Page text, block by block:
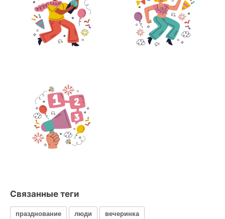
Связанные теги
празднование люди
вечеринка